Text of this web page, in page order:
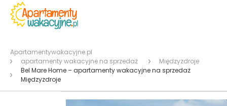
Apartamentywakacyjne.pl
apartamenty wakacyjne na sprzedaż
Międzyzdroje
Bel Mare Home – apartamenty wakacyjne na sprzedaż
Międzyzdroje